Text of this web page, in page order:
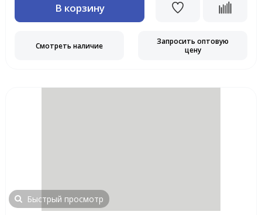
В корзину
Смотреть наличие
Запросить оптовую
цену
Быстрый просмотр